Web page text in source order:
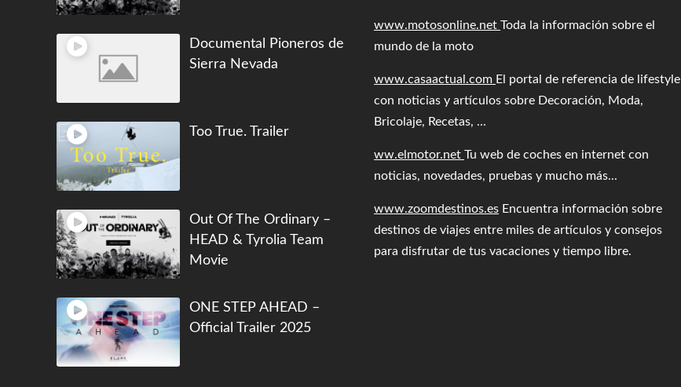
Documental Pioneros de
Sierra Nevada
Too True. Trailer
Out Of The Ordinary –
HEAD & Tyrolia Team
Movie
ONE STEP AHEAD –
Official Trailer 2025
www.motosonline.net Toda la información sobre el
mundo de la moto
www.casaactual.com El portal de referencia de lifestyle
con noticias y artículos sobre Decoración, Moda,
Bricolaje, Recetas, ...
ww.elmotor.net Tu web de coches en internet con
noticias, novedades, pruebas y mucho más...
www.zoomdestinos.es Encuentra información sobre
destinos de viajes entre miles de artículos y consejos
para disfrutar de tus vacaciones y tiempo libre.